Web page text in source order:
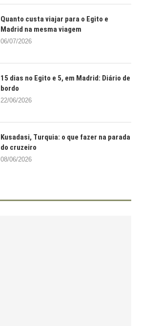
Quanto custa viajar para o Egito e
Madrid na mesma viagem
06/07/2026
15 dias no Egito e 5, em Madrid: Diário de
bordo
22/06/2026
Kusadasi, Turquia: o que fazer na parada
do cruzeiro
08/06/2026